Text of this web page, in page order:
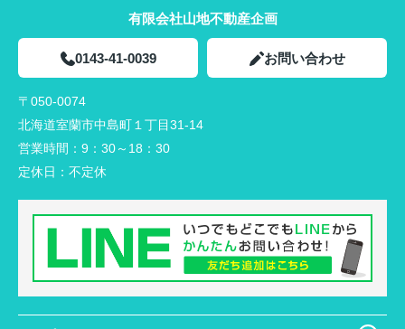
有限会社山地不動産企画
0143-41-0039 お問い合わせ
〒050-0074
北海道室蘭市中島町１丁目31-14
営業時間： 9：30～18：30
定休日： 不定休